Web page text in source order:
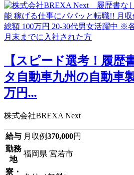
【スピード選考！履歴
タ自動車九州の自動車
万円...
株式会社BREXA Next
給与 月収例370,000円
勤務
地
福岡県 宮若市
寮・